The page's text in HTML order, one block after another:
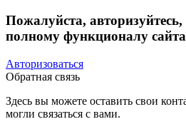
Пожалуйста,
полному функционалу сайта
Авторизоваться
Обратная связь
Здесь вы можете оставить свои
могли связаться с вами.